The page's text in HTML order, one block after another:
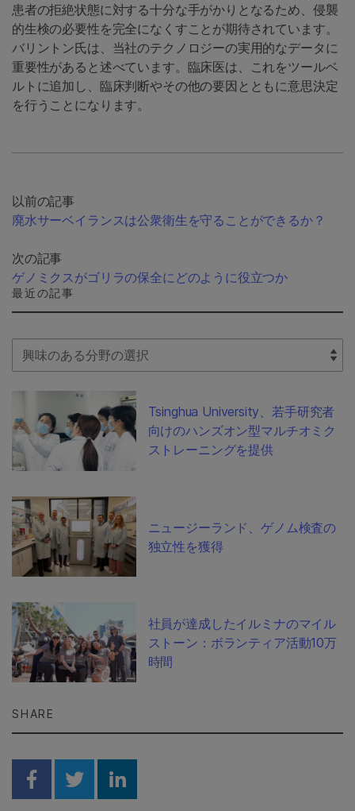
患者の拒絶状態に対する十分な手がかりとなるため、侵襲
的生検の必要性を完全になくすことが期待されています。
バリントン氏は、当社のテクノロジーの実用的なデータに
重要性があると述べています。臨床医は、これをツールベ
ルトに追加し、臨床判断やその他の要因とともに意思決定
を行うことになります。
以前の記事
廃水サーベイランスは公衆衛生を守ることができるか？
次の記事
ゲノミクスがゴリラの保全にどのように役立つか
最近の記事
Select Filter
Tsinghua University、若手研究者
向けのハンズオン型マルチオミク
ストレーニングを提供
ニュージーランド、ゲノム検査の
独立性を獲得
社員が達成したイルミナのマイル
ストーン：ボランティア活動10万
時間
SHARE
Share on Facebook
Share on Twitter
Share on Linkedin